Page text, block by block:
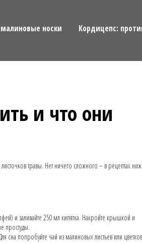
носки Кордицепс:
и что они
травы. Нет ничего сложного – в рецептах
и заливайте 250 мл кипятка. Накройте крышкой и
простуды.
сна попробуйте чай из малиновых листьев или цветков